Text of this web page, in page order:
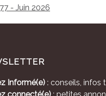
- Juin 2026
Informé(e) : conseils, infos